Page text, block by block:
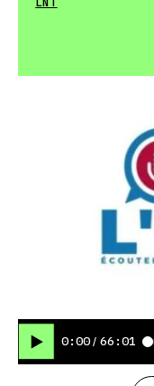
0:00 / 66:01